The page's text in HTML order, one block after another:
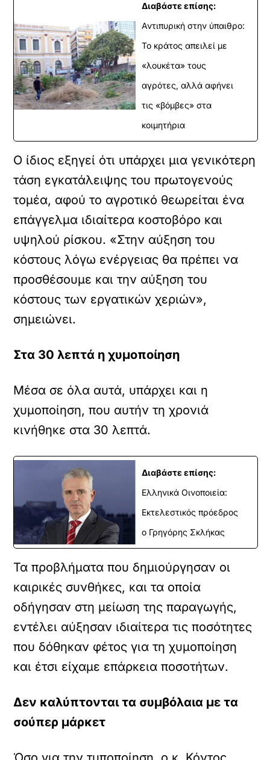
Διαβάστε επίσης:
Αντιπυρική στην ύπαιθρο:
Το κράτος απειλεί με
«λουκέτα» τους
αγρότες, αλλά αφήνει
τις «βόμβες» στα
κοιμητήρια
Ο ίδιος εξηγεί ότι υπάρχει μια γενικότερη
τάση εγκατάλειψης του πρωτογενούς
τομέα, αφού το αγροτικό θεωρείται ένα
επάγγελμα ιδιαίτερα κοστοβόρο και
υψηλού ρίσκου. «Στην αύξηση του
κόστους λόγω ενέργειας θα πρέπει να
προσθέσουμε και την αύξηση του
κόστους των εργατικών χεριών»,
σημειώνει.
Στα 30 λεπτά η χυμοποίηση
Μέσα σε όλα αυτά, υπάρχει και η
χυμοποίηση, που αυτήν τη χρονιά
κινήθηκε στα 30 λεπτά.
Διαβάστε επίσης:
Ελληνικά Οινοποιεία:
Εκτελεστικός πρόεδρος
ο Γρηγόρης Σκλήκας
Τα προβλήματα που δημιούργησαν οι
καιρικές συνθήκες, και τα οποία
οδήγησαν στη μείωση της παραγωγής,
εντέλει αύξησαν ιδιαίτερα τις ποσότητες
που δόθηκαν φέτος για τη χυμοποίηση
και έτσι είχαμε επάρκεια ποσοτήτων.
Δεν καλύπτονται τα συμβόλαια με τα
σούπερ μάρκετ